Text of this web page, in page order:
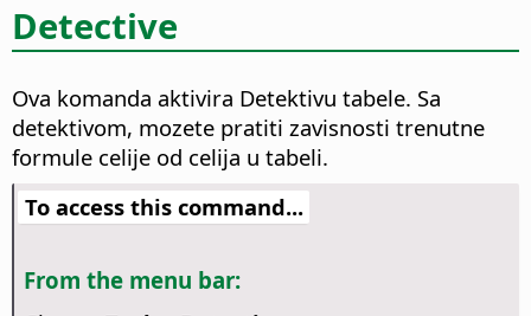
Detective
Ova komanda aktivira Detektivu tabele. Sa
detektivom, mozete pratiti zavisnosti trenutne
formule celije od celija u tabeli.
To access this command...
From the menu bar: